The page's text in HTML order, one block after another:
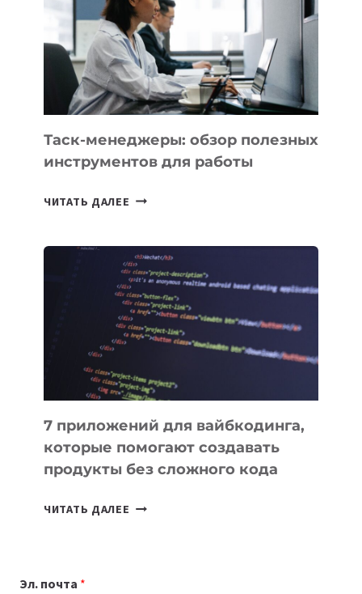
3
ЗАДАЧИ
ЕМУ
МОЖНО
ПОРУЧИТЬ
УЖЕ
СЕГОДНЯ
Таск-менеджеры: обзор полезных
инструментов для работы
ЧИТАТЬ ДАЛЕЕ ТАСК-
ПОЛЕЗНЫХ
ИНСТРУМЕНТОВ
ДЛЯ
РАБОТЫ
7 приложений для вайбкодинга,
которые помогают создавать
продукты без сложного кода
ЧИТАТЬ ДАЛЕЕ
Эл. почта *